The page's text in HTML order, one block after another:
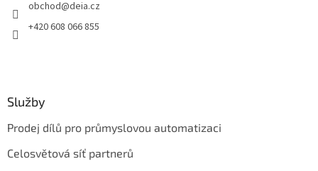
obchod@deia.cz
+420 608 066 855
Služby
Prodej dílů pro průmyslovou automatizaci
Celosvětová síť partnerů